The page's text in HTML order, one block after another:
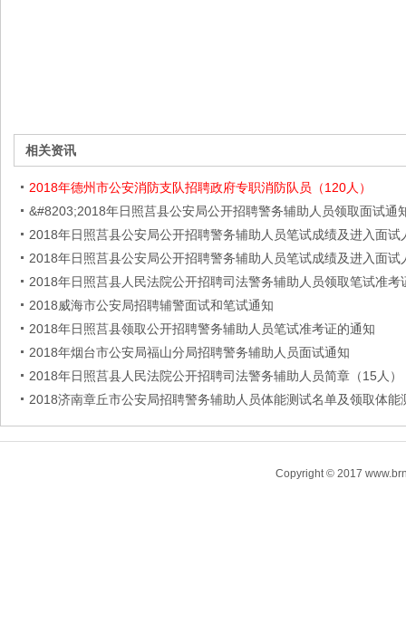
相关资讯
2018年德州市公安消防支队招聘政府专职消防队员（120人）
&#8203;2018年日照莒县公安局公开招聘警务辅助人员领取面试通
2018年日照莒县公安局公开招聘警务辅助人员笔试成绩及进入面试
2018年日照莒县公安局公开招聘警务辅助人员笔试成绩及进入面试
2018年日照莒县人民法院公开招聘司法警务辅助人员领取笔试准考
2018威海市公安局招聘辅警面试和笔试通知
2018年日照莒县领取公开招聘警务辅助人员笔试准考证的通知
2018年烟台市公安局福山分局招聘警务辅助人员面试通知
2018年日照莒县人民法院公开招聘司法警务辅助人员简章（15人）
2018济南章丘市公安局招聘警务辅助人员体能测试名单及领取体能
Copyright © 2017